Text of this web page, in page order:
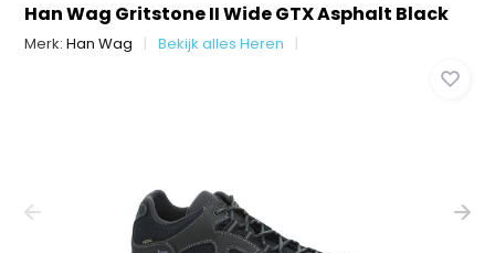
Han Wag Gritstone II Wide GTX Asphalt Black
Merk:Han Wag Bekijk alles Heren